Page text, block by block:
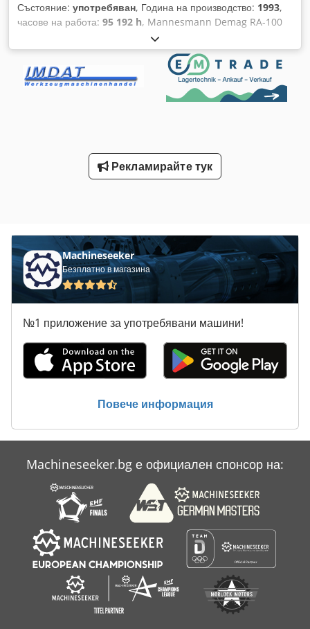
Състояние: употребяван, Година на производство: 1993,
часове на работа: 95 192 h, Mannesmann Demag RA-100
компресор Допълнителни детайли и обхват на доставката –
виж снимката. Технически данни – виж табелката на
машината. Състояние на артикула: използван, непроверен
Без оригинална опаковка Показаните снимки са примерни.
Възможен е оглед в Wettringen! За допълнителни въпроси
правни дефекти! Djdetzxpwspfx Am Rewa С покупката
потвърждавате, че сте търговец или работите на свободна
практика. В противен случай нарушавате нашите общи
Рекламирайте тук
Machineseeker
Безплатно в магазина
№1 приложение за употребявани машини!
Повече информация
Machineseeker.bg е официален спонсор на: